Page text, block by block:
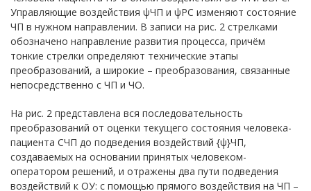
Управляющие воздействия ψЧП и ψРС изменяют состояние
ЧП в нужном направлении. В записи на рис. 2 стрелками
обозначено направление развития процесса, причём
тонкие стрелки определяют технические этапы
преобразований, а широкие – преобразования, связанные
непосредственно с ЧП и ЧО.
На рис. 2 представлена вся последовательность
преобразований от оценки текущего состояния человека-
пациента СЧП до подведения воздействий {ψ}ЧП,
создаваемых на основании принятых человеком-
оператором решений, и отражены два пути подведения
воздействий к ОУ: с помощью прямого воздействия на ЧП –